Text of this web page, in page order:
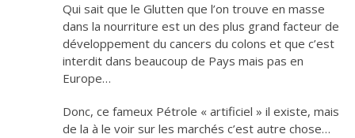
Qui sait que le Glutten que l’on trouve en masse
dans la nourriture est un des plus grand facteur de
développement du cancers du colons et que c’est
interdit dans beaucoup de Pays mais pas en
Europe…
Donc, ce fameux Pétrole « artificiel » il existe, mais
de la à le voir sur les marchés c’est autre chose…